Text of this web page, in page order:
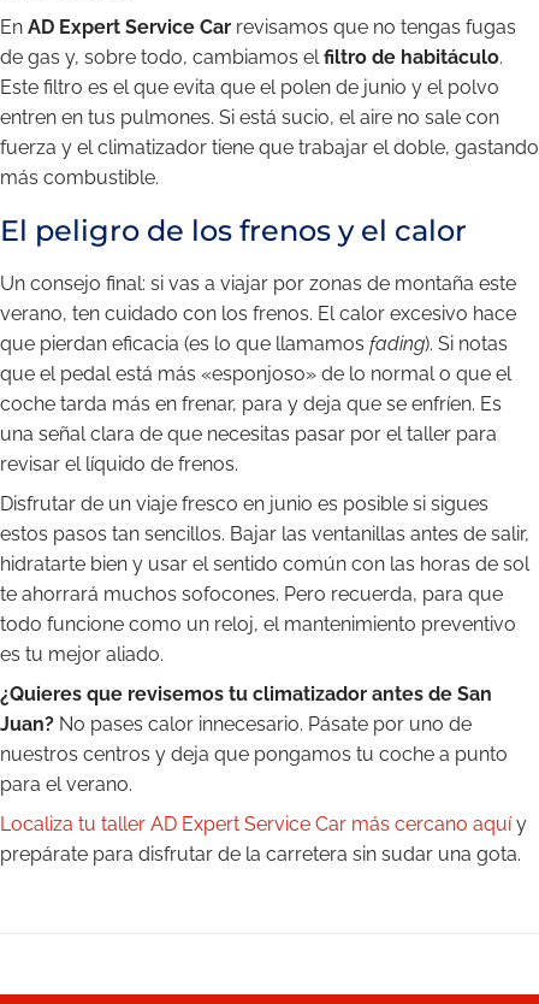
En AD Expert Service Car revisamos que no tengas fugas
de gas y, sobre todo, cambiamos elfiltro de habitáculo.
Este filtro es el que evita que el polen de junio y el polvo
entren en tus pulmones. Si está sucio, el aire no sale con
fuerza y el climatizador tiene que trabajar el doble, gastando
más combustible.
El peligro de los frenos y el calor
Un consejo final: si vas a viajar por zonas de montaña este
verano, ten cuidado con los frenos. El calor excesivo hace
que pierdan eficacia (es lo que llamamos fading). Si notas
que el pedal está más «esponjoso» de lo normal o que el
coche tarda más en frenar, para y deja que se enfríen. Es
una señal clara de que necesitas pasar por el taller para
revisar el líquido de frenos.
Disfrutar de un viaje fresco en junio es posible si sigues
estos pasos tan sencillos. Bajar las ventanillas antes de salir,
hidratarte bien y usar el sentido común con las horas de sol
te ahorrará muchos sofocones. Pero recuerda, para que
todo funcione como un reloj, el mantenimiento preventivo
es tu mejor aliado.
¿Quieres que revisemos tu climatizador antes de San
Juan? No pases calor innecesario. Pásate por uno de
nuestros centros y deja que pongamos tu coche a punto
para el verano.
Localiza tu taller AD Expert Service Car más cercano aquíy
prepárate para disfrutar de la carretera sin sudar una gota.